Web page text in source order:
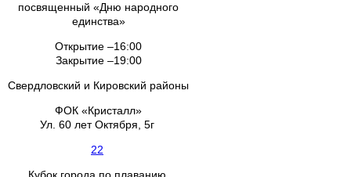
посвященный «Дню народного
единства»
Открытие –16:00
Закрытие –19:00
Свердловский и Кировский районы
ФОК «Кристалл»
Ул. 60 лет Октября, 5г
22